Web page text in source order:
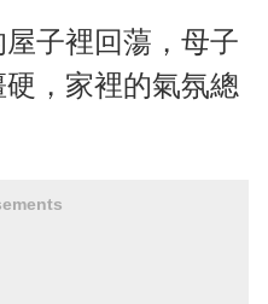
子裡回蕩，母子
，家裡的氣氛總